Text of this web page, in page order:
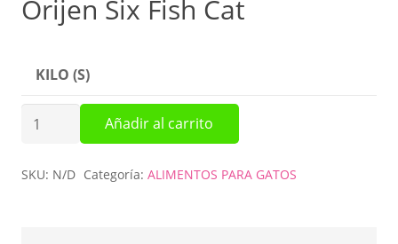
Orijen Six Fish Cat
KILO (S)
Orijen
Añadir al carrito
SKU: N/D Categoría: ALIMENTOS PARA GATOS